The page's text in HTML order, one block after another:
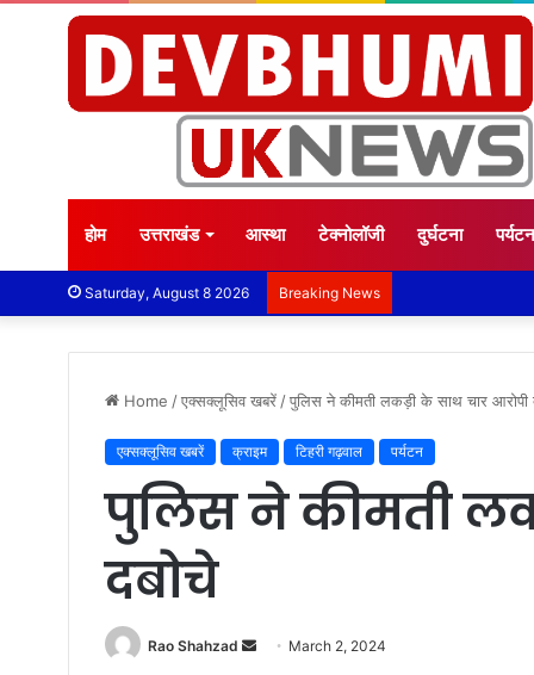
होम उत्तराखंड आस्था टेक्नोलॉजी दुर्घटना पर्यटन
Saturday, August 8 2026 Breaking News
Home /एक्सक्लूसिव खबरें /पुलिस ने कीमती लकड़ी के साथ चार आरोपी
एक्सक्लूसिव खबरें क्राइम टिहरी गढ़वाल पर्यटन
पुलिस ने कीमती
दबोचे
Rao Shahzad
Send March 2, 2024